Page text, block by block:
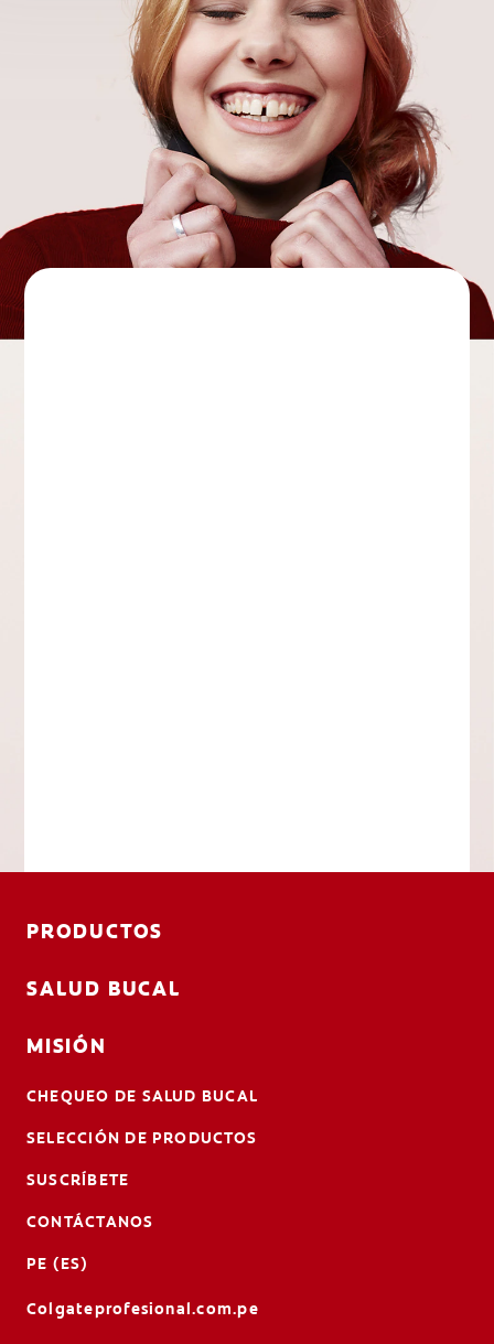
PRODUCTOS
SALUD BUCAL
MISIÓN
CHEQUEO DE SALUD BUCAL
SELECCIÓN DE PRODUCTOS
SUSCRÍBETE
CONTÁCTANOS
PE (ES)
Colgateprofesional.com.pe